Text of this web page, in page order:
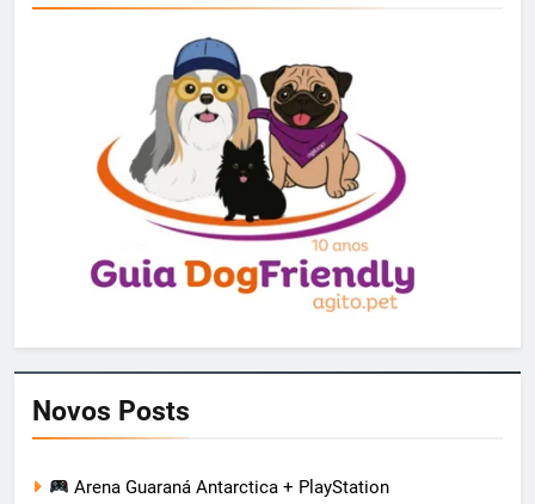
Novos Posts
Arena Guaraná Antarctica + PlayStation